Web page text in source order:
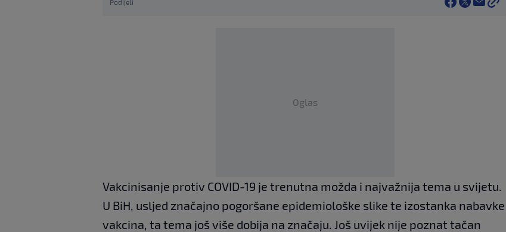
Oglas
Vakcinisanje protiv COVID-19 je trenutna možda i najvažnija tema u svijetu.
U BiH, usljed značajno pogoršane epidemiološke slike te izostanka nabavke
vakcina, ta tema još više dobija na značaju. Još uvijek nije poznat tačan